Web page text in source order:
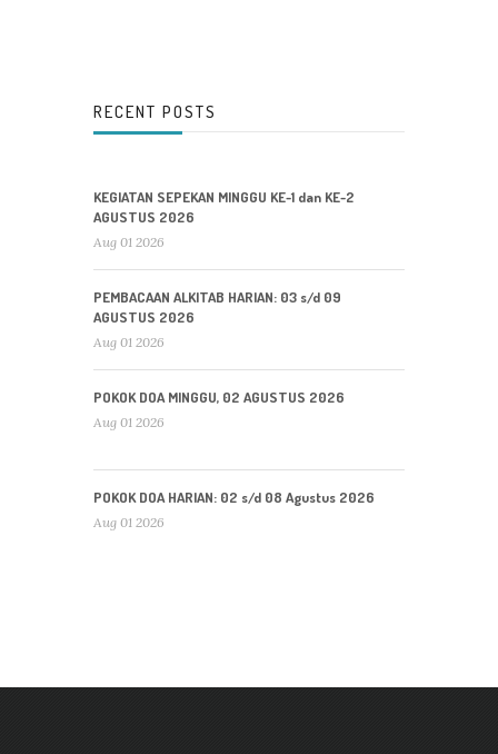
RECENT POSTS
KEGIATAN SEPEKAN MINGGU KE-1 dan KE-2
AGUSTUS 2026
Aug 01 2026
PEMBACAAN ALKITAB HARIAN: 03 s/d 09
AGUSTUS 2026
Aug 01 2026
POKOK DOA MINGGU, 02 AGUSTUS 2026
Aug 01 2026
POKOK DOA HARIAN: 02 s/d 08 Agustus 2026
Aug 01 2026